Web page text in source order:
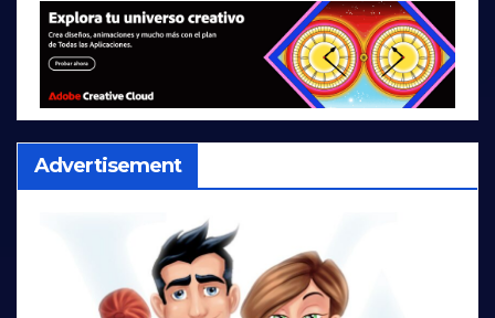
Advertisement